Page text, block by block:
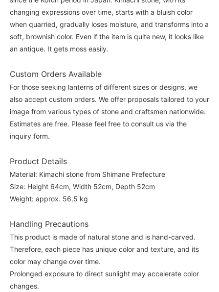
changing expressions over time, starts with a bluish color
when quarried, gradually loses moisture, and transforms into a
soft, brownish color. Even if the item is quite new, it looks like
an antique. It gets moss easily.
Custom Orders Available
For those seeking lanterns of different sizes or designs, we
also accept custom orders. We offer proposals tailored to your
image from various types of stone and craftsmen nationwide.
Estimates are free. Please feel free to consult us via the
inquiry form.
Product Details
Material: Kimachi stone from Shimane Prefecture
Size: Height 64cm, Width 52cm, Depth 52cm
Weight: approx. 56.5 kg
Handling Precautions
This product is made of natural stone and is hand-carved.
Therefore, each piece has unique color and texture, and its
color may change over time.
Prolonged exposure to direct sunlight may accelerate color
changes.